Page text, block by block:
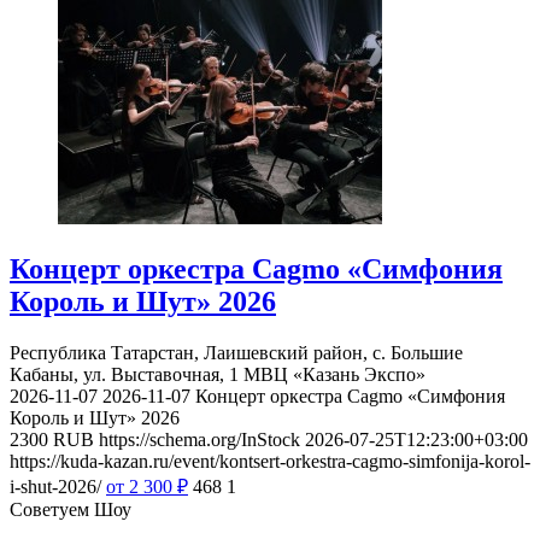
Концерт оркестра Cagmo «Симфония
Король и Шут» 2026
Республика Татарстан, Лаишевский район, с. Большие
Кабаны, ул. Выставочная, 1 МВЦ «Казань Экспо»
2026-11-07 2026-11-07 Концерт оркестра Cagmo «Симфония
Король и Шут» 2026
2300 RUB https://schema.org/InStock 2026-07-25T12:23:00+03:00
https://kuda-kazan.ru/event/kontsert-orkestra-cagmo-simfonija-korol-
i-shut-2026/ от 2 300 ₽ 468 1
Советуем Шоу